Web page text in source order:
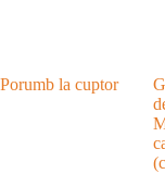
Porumb la cuptor